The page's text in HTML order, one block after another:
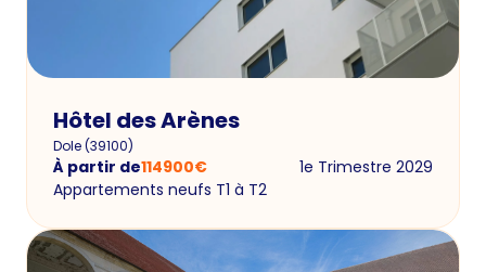
Hôtel des Arènes
Dole(39100)
À partir de114900€
1e Trimestre 2029
Appartements neufs T1 à T2